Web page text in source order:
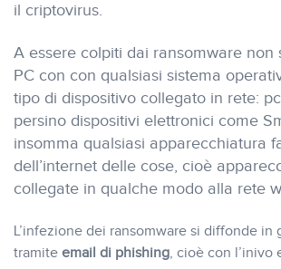
il criptovirus.
A essere colpiti dai ransomware non
PC con con qualsiasi sistema
tipo di dispositivo collegato in rete:
persino dispositivi elettronici come
insomma qualsiasi apparecchiatura
dell’internet delle cose, cioè
collegate in qualche modo alla rete
L’infezione dei ransomware si diffonde in
tramite email di phishing, cioè con l’inivo